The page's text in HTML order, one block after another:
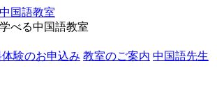
べる中国語教室
験のお申込み 教室のご案内 中国語先生